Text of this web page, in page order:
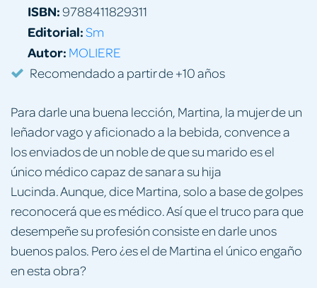
Para darle una buena lección, Martina, la mujer de un
leñador vago y aficionado a la bebida, convence a
los enviados de un noble de que su marido es el
único médico capaz de sanar a su hija
Lucinda. Aunque, dice Martina, solo a base de golpes
reconocerá que es médico. Así que el truco para que
desempeñe su profesión consiste en darle unos
buenos palos. Pero ¿es el de Martina el único engaño
en esta obra?
ISBN:9788411829311
Editorial:Sm
Autor: MOLIERE
Recomendado a partir de +10 años